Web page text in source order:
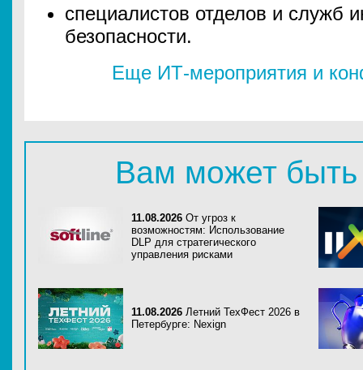
специалистов отделов и служб
безопасности.
Еще ИТ-мероприятия и
Вам может быть
11.08.2026 От угроз к
возможностям: Использование
DLP для стратегического
управления рисками
11.08.2026 Летний ТехФест 2026 в
Петербурге: Nexign